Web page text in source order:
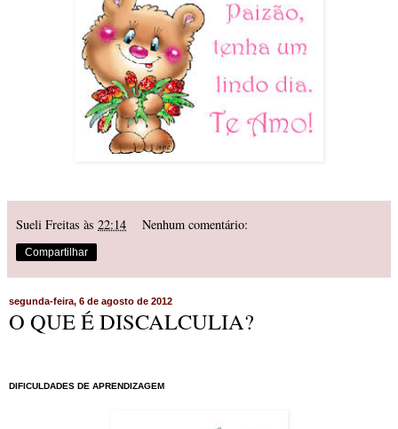
Sueli Freitas às 22:14 Nenhum comentário:
Compartilhar
segunda-feira, 6 de agosto de 2012
O QUE É DISCALCULIA?
DIFICULDADES DE APRENDIZAGEM